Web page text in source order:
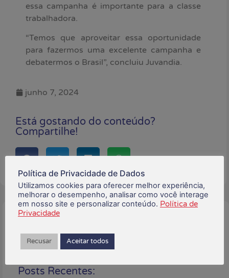
essa campanha é importante para a classe
trabalhadora.
“Temos que aproveitar essa oportunidade
para fazermos uma excelente campanha e
debatermos o Brasil”, concluiu Juvandia.
junho 7, 2024
Está gostando do conteúdo?
Compartilhe!
Posts Recentes:
Política de Privacidade de Dados
Utilizamos cookies para oferecer melhor experiência,
melhorar o desempenho, analisar como você interage
em nosso site e personalizar conteúdo. Política de
Privacidade
Recusar Aceitar todos